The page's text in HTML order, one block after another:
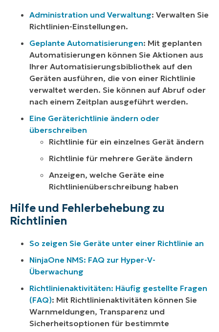
Administration und Verwaltung: Verwalten Sie
Richtlinien-Einstellungen.
Geplante Automatisierungen: Mit geplanten
Automatisierungen können Sie Aktionen aus
Ihrer Automatisierungsbibliothek auf den
Geräten ausführen, die von einer Richtlinie
verwaltet werden. Sie können auf Abruf oder
nach einem Zeitplan ausgeführt werden.
Eine Geräterichtlinie ändern oder
überschreiben
Richtlinie für ein einzelnes Gerät ändern
Richtlinie für mehrere Geräte ändern
Anzeigen, welche Geräte eine
Richtlinienüberschreibung haben
Hilfe und Fehlerbehebung zu
Richtlinien
So zeigen Sie Geräte unter einer Richtlinie an
NinjaOne NMS: FAQ zur Hyper-V-
Überwachung
Richtlinienaktivitäten: Häufig gestellte Fragen
(FAQ): Mit Richtlinienaktivitäten können Sie
Warnmeldungen, Transparenz und
Sicherheitsoptionen für bestimmte